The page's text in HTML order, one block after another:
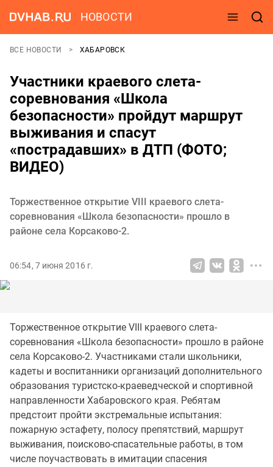
НОВОСТИ
ВСЕ НОВОСТИ ХАБАРОВСК
Участники краевого слета-
соревнования «Школа
безопасности» пройдут маршрут
выживания и спасут
«пострадавших» в ДТП (ФОТО;
ВИДЕО)
Торжественное открытие VIII краевого слета-
соревнования «Школа безопасности» прошло в
районе села Корсаково-2.
06:54, 7 июня 2016 г.
Торжественное открытие VIII краевого слета-
соревнования «Школа безопасности» прошло в районе
села Корсаково-2. Участниками стали школьники,
кадеты и воспитанники организаций дополнительного
образования туристско-краеведческой и спортивной
направленности Хабаровского края. Ребятам
предстоит пройти экстремальные испытания:
пожарную эстафету, полосу препятствий, маршрут
выживания, поисково-спасательные работы, в том
числе поучаствовать в имитации спасения